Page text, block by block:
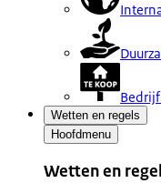
Wetten en regels
Hoofdmenu
Wetten en